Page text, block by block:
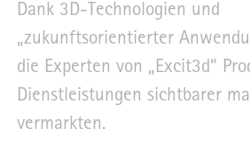
Dank 3D-Technologien und
„zukunftsorientierter
die Experten von „Excit3d“
Dienstleistungen sichtbarer
vermarkten.